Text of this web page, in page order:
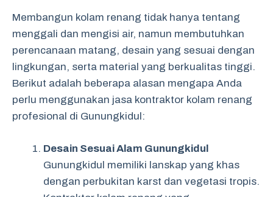
Membangun kolam renang tidak hanya tentang
menggali dan mengisi air, namun membutuhkan
perencanaan matang, desain yang sesuai dengan
lingkungan, serta material yang berkualitas tinggi.
Berikut adalah beberapa alasan mengapa Anda
perlu menggunakan jasa kontraktor kolam renang
profesional di Gunungkidul:
Desain Sesuai Alam Gunungkidul
Gunungkidul memiliki lanskap yang khas
dengan perbukitan karst dan vegetasi tropis.